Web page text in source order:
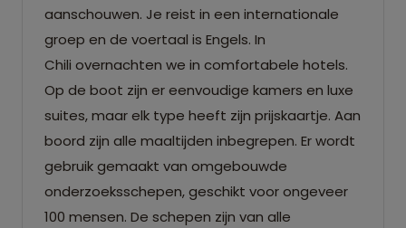
aanschouwen. Je reist in een internationale
groep en de voertaal is Engels. In
Chili overnachten we in comfortabele hotels.
Op de boot zijn er eenvoudige kamers en luxe
suites, maar elk type heeft zijn prijskaartje. Aan
boord zijn alle maaltijden inbegrepen. Er wordt
gebruik gemaakt van omgebouwde
onderzoeksschepen, geschikt voor ongeveer
100 mensen. De schepen zijn van alle